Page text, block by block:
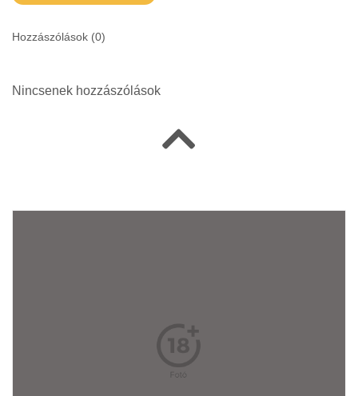
Hozzászólások (0)
Nincsenek hozzászólások